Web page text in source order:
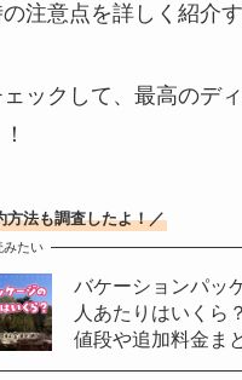
注意点を詳しく紹介す
ェックして、最高のデ
方法も調査したよ！／
みたい
バケーションパッ
人あたりはいくら
値段や追加料金ま